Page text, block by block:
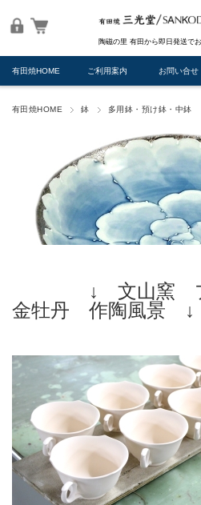
陶磁の里 有田から即日発送で
有田焼HOME ご利用案内 お問い合せ
有田焼HOME 鉢 多用鉢・預け鉢・中鉢
↓ 文山窯 プラ
金牡丹 作陶風景 ↓